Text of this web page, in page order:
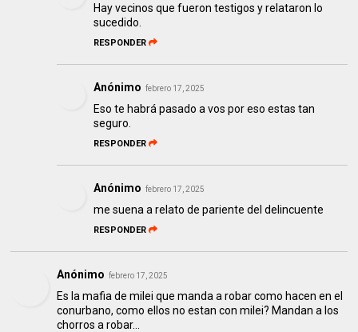
Hay vecinos que fueron testigos y relataron lo
sucedido.
RESPONDER
Anónimo febrero 17, 2025
Eso te habrá pasado a vos por eso estas tan
seguro.
RESPONDER
Anónimo febrero 17, 2025
me suena a relato de pariente del delincuente
RESPONDER
Anónimo febrero 17, 2025
Es la mafia de milei que manda a robar como hacen en el
conurbano, como ellos no estan con milei? Mandan a los
chorros a robar...